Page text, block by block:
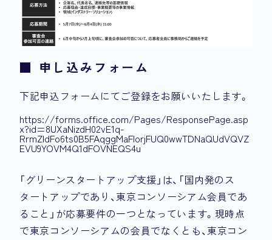
■ 申し込みフォーム
下記申込フォームにてご登録をお願いいたします。
https://forms.office.com/Pages/ResponsePage.asp
x?id=8UXaNizdH02vE1q-
RrmZIdFo6ts0B5FAqggMaFlorjFUQ0wwTDNaQUdVQVZ
EVU9YOVM4Q1dFOVNEQS4u
「グリーンスタートアップ支援」は、「国内発のス
タートアップであり、東京コンソーシアム会員であ
ること」が応募要件の一つとなっています。現時点
で東京コンソーシアムの会員でなくとも、東京コン